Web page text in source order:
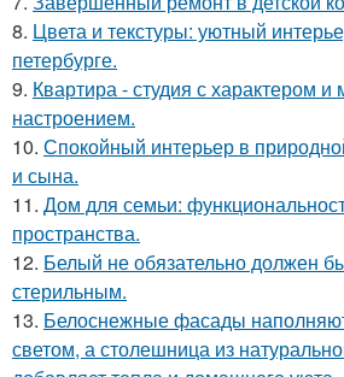
8. Цвета и текстуры: уютный
петербурге.
9. Квартира - студия с характером
настроением.
10. Спокойный интерьер в
и сына.
11. Дом для семьи:
пространства.
12. Белый не обязательно должен
стерильным.
13. Белоснежные фасады
светом, а столешница из